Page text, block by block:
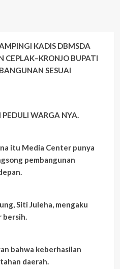
KADIS DBMSDA
CEPLAK–KRONJO BUPATI
SESUAI
WARGA NYA.
itu Media Center punya
pembangunan
Siti Juleha, mengaku
bersih.
bahwa keberhasilan
daerah.